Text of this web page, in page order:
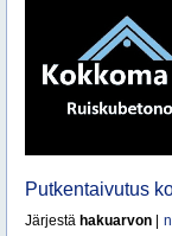
Putkentaivutus
Järjestä hakuarvon